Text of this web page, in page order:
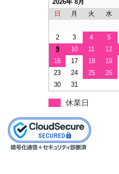
2026年 8月
日
月 火 水
2
3 4 5
9
10 11 12
16
17 18 19
23
24 25 26
30
31
休業日